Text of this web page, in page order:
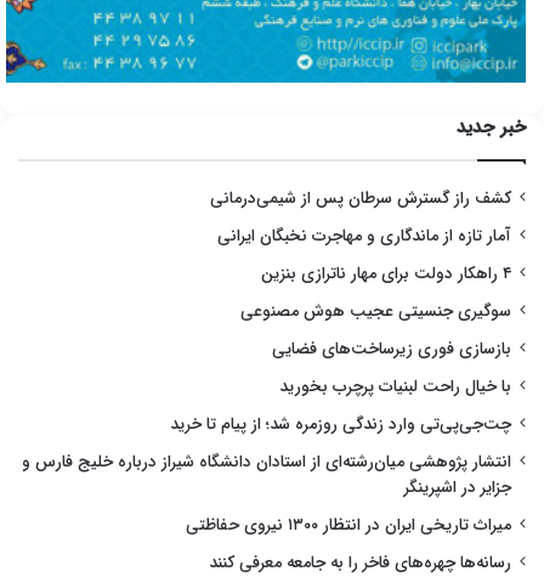
خبر جدید
کشف راز گسترش سرطان پس از شیمی‌درمانی
آمار تازه از ماندگاری و مهاجرت نخبگان ایرانی
۴ راهکار دولت برای مهار ناترازی بنزین
سوگیری جنسیتی عجیب هوش مصنوعی
بازسازی فوری زیرساخت‌های فضایی
با خیال راحت لبنیات پرچرب بخورید
چت‌جی‌پی‌تی وارد زندگی روزمره شد؛ از پیام تا خرید
انتشار پژوهشی میان‌رشته‌ای از استادان دانشگاه شیراز درباره خلیج فارس و
جزایر در اشپرینگر
میراث تاریخی ایران در انتظار ۱۳۰۰ نیروی حفاظتی
رسانه‌ها چهره‌های فاخر را به جامعه معرفی کنند